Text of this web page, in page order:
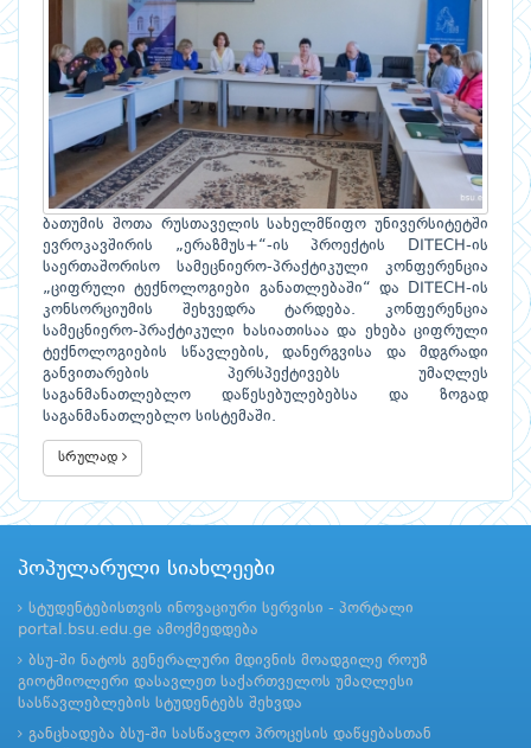
ბათუმის შოთა რუსთაველის სახელმწიფო უნივერსიტეტში
ევროკავშირის „ერაზმუს+“-ის პროექტის DITECH-ის
საერთაშორისო სამეცნიერო-პრაქტიკული კონფერენცია
„ციფრული ტექნოლოგიები განათლებაში“ და DITECH-ის
კონსორციუმის შეხვედრა ტარდება. კონფერენცია
სამეცნიერო-პრაქტიკული ხასიათისაა და ეხება ციფრული
ტექნოლოგიების სწავლების, დანერგვისა და მდგრადი
განვითარების პერსპექტივებს უმაღლეს
საგანმანათლებლო დაწესებულებებსა და ზოგად
საგანმანათლებლო სისტემაში.
სრულად
პოპულარული სიახლეები
სტუდენტებისთვის ინოვაციური სერვისი - პორტალი
portal.bsu.edu.ge ამოქმედდება
ბსუ-ში ნატოს გენერალური მდივნის მოადგილე როუზ
გიოტმიოლერი დასავლეთ საქართველოს უმაღლესი
სასწავლებლების სტუდენტებს შეხვდა
განცხადება ბსუ-ში სასწავლო პროცესის დაწყებასთან